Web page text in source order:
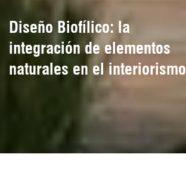
Diseño Biofílico: la
integración de elementos
naturales en el interiorismo